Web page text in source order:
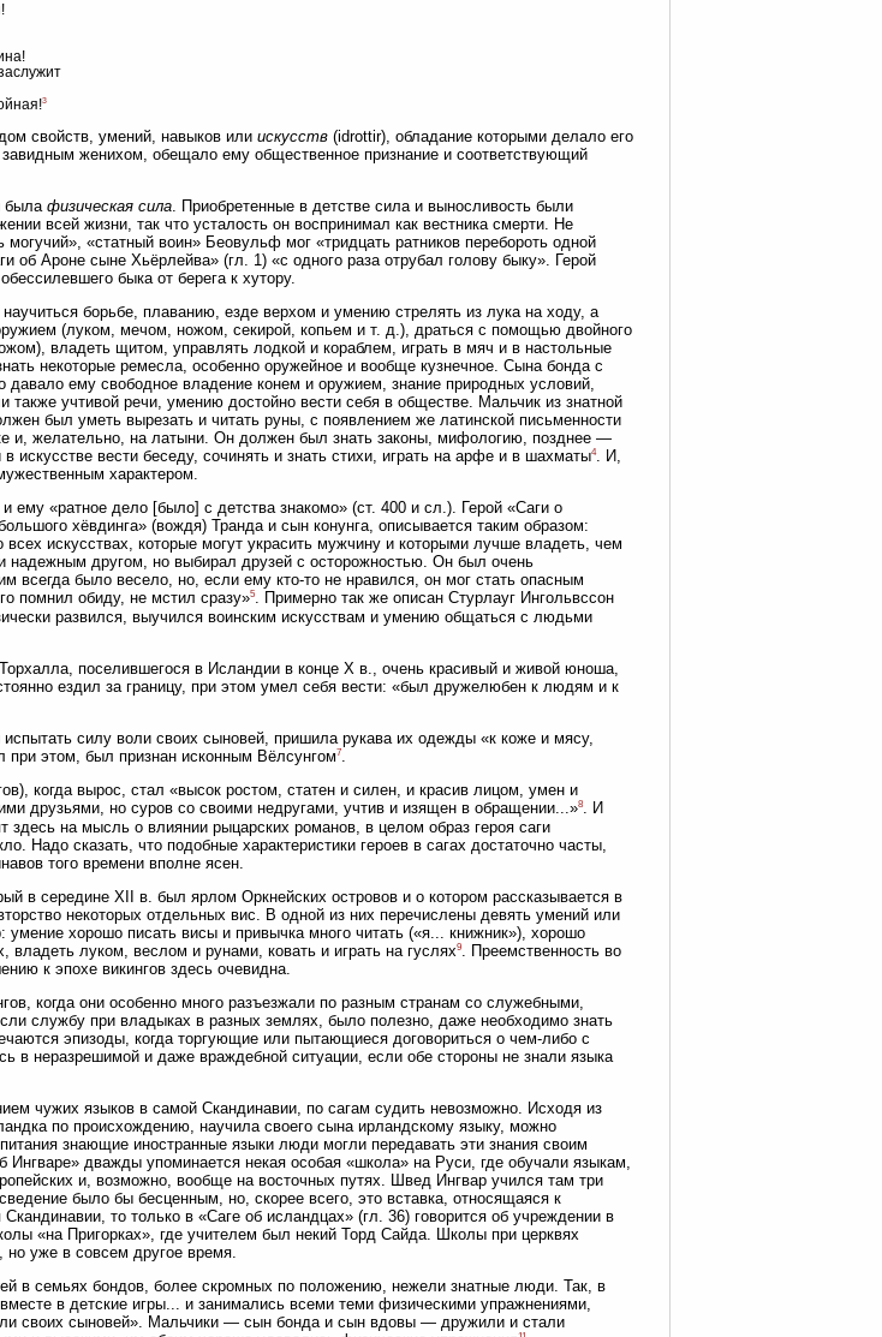
3
свойств, умений, навыков или искусств (idrottir), обладание которыми делало его
женихом, обещало ему общественное признание и соответствующий
была физическая сила. Приобретенные в детстве сила и выносливость были
всей жизни, так что усталость он воспринимал как вестника смерти. Не
могучий», «статный воин» Беовульф мог «тридцать ратников перебороть одной
об Ароне сыне Хьёрлейва» (гл. 1) «с одного раза отрубал голову быку». Герой
быка от берега к хутору.
борьбе, плаванию, езде верхом и умению стрелять из лука на ходу, а
(луком, мечом, ножом, секирой, копьем и т. д.), драться с помощью двойного
владеть щитом, управлять лодкой и кораблем, играть в мяч и в настольные
некоторые ремесла, особенно оружейное и вообще кузнечное. Сына бонда с
давало ему свободное владение конем и оружием, знание природных условий,
также учтивой речи, умению достойно вести себя в обществе. Мальчик из знатной
был уметь вырезать и читать руны, с появлением же латинской письменности
и, желательно, на латыни. Он должен был знать законы, мифологию, позднее —
искусстве вести беседу, сочинять и знать стихи, играть на арфе и в шахматы4. И,
характером.
ему «ратное дело [было] с детства знакомо» (ст. 400 и сл.). Герой «Саги о
хёвдинга» (вождя) Транда и сын конунга, описывается таким образом:
искусствах, которые могут украсить мужчину и которыми лучше владеть, чем
другом, но выбирал друзей с осторожностью. Он был очень
всегда было весело, но, если ему кто-то не нравился, он мог стать опасным
помнил обиду, не мстил сразу»5. Примерно так же описан Стурлауг Ингольвссон
развился, выучился воинским искусствам и умению общаться с людьми
поселившегося в Исландии в конце X в., очень красивый и живой юноша,
ездил за границу, при этом умел себя вести: «был дружелюбен к людям и к
силу воли своих сыновей, пришила рукава их одежды «к коже и мясу,
при этом, был признан исконным Вёлсунгом7.
когда вырос, стал «высок ростом, статен и силен, и красив лицом, умен и
друзьями, но суров со своими недругами, учтив и изящен в обращении...»8. И
здесь на мысль о влиянии рыцарских романов, в целом образ героя саги
Надо сказать, что подобные характеристики героев в сагах достаточно часты,
того времени вполне ясен.
в середине XII в. был ярлом Оркнейских островов и о котором рассказывается в
некоторых отдельных вис. В одной из них перечислены девять умений или
умение хорошо писать висы и привычка много читать («я... книжник»), хорошо
владеть луком, веслом и рунами, ковать и играть на гуслях9. Преемственность во
к эпохе викингов здесь очевидна.
когда они особенно много разъезжали по разным странам со служебными,
службу при владыках в разных землях, было полезно, даже необходимо знать
эпизоды, когда торгующие или пытающиеся договориться о чем-либо с
в неразрешимой и даже враждебной ситуации, если обе стороны не знали языка
чужих языков в самой Скандинавии, по сагам судить невозможно. Исходя из
по происхождению, научила своего сына ирландскому языку, можно
знающие иностранные языки люди могли передавать эти знания своим
Ингваре» дважды упоминается некая особая «школа» на Руси, где обучали языкам,
и, возможно, вообще на восточных путях. Швед Ингвар учился там три
было бы бесценным, но, скорее всего, это вставка, относящаяся к
то только в «Саге об исландцах» (гл. 36) говорится об учреждении в
«на Пригорках», где учителем был некий Торд Сайда. Школы при церквях
но уже в совсем другое время.
в семьях бондов, более скромных по положению, нежели знатные люди. Так, в
в детские игры... и занимались всеми теми физическими упражнениями,
своих сыновей». Мальчики — сын бонда и сын вдовы — дружили и стали